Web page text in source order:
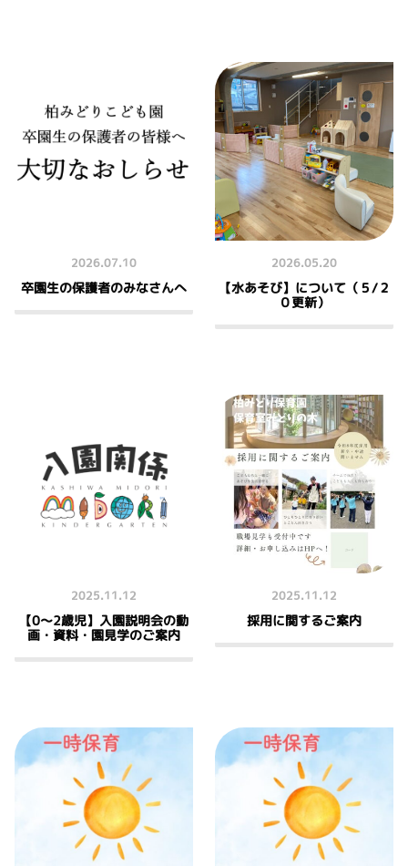
2026.07.10
卒園生の保護者のみなさんへ
2026.05.20
【水あそび】について（５/２
０更新）
2025.11.12
【0〜2歳児】入園説明会の動
画・資料・園見学のご案内
2025.11.12
採用に関するご案内